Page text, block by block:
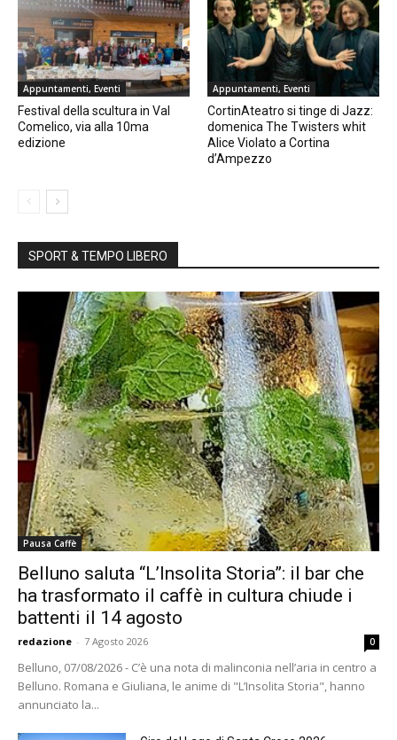
Appuntamenti, Eventi
Festival della scultura in Val
Comelico, via alla 10ma
edizione
Appuntamenti, Eventi
CortinAteatro si tinge di Jazz:
domenica The Twisters whit
Alice Violato a Cortina
d’Ampezzo
SPORT & TEMPO LIBERO
Pausa Caffè
Belluno saluta “L’Insolita Storia”: il bar che
ha trasformato il caffè in cultura chiude i
battenti il 14 agosto
redazione - 7 Agosto 2026 0
Belluno, 07/08/2026 - C’è una nota di malinconia nell’aria in centro a
Belluno. Romana e Giuliana, le anime di "L’Insolita Storia", hanno
annunciato la...